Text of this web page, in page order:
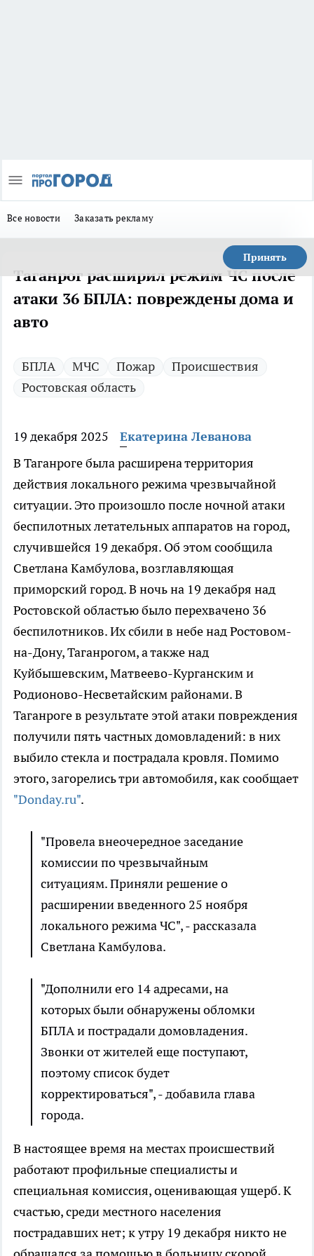
Все новости Заказать рекламу
Принять
Таганрог расширил режим ЧС после
атаки 36 БПЛА: повреждены дома и
авто
БПЛА МЧС Пожар
Происшествия
Ростовская область
19 декабря 2025
Екатерина Леванова
В Таганроге была расширена территория
действия локального режима чрезвычайной
ситуации. Это произошло после ночной атаки
беспилотных летательных аппаратов на город,
случившейся 19 декабря. Об этом сообщила
Светлана Камбулова, возглавляющая
приморский город. В ночь на 19 декабря над
Ростовской областью было перехвачено 36
беспилотников. Их сбили в небе над Ростовом-
на-Дону, Таганрогом, а также над
Куйбышевским, Матвеево-Курганским и
Родионово-Несветайским районами. В
Таганроге в результате этой атаки повреждения
получили пять частных домовладений: в них
выбило стекла и пострадала кровля. Помимо
этого, загорелись три автомобиля, как сообщает
"Donday.ru".
"Провела внеочередное заседание
комиссии по чрезвычайным
ситуациям. Приняли решение о
расширении введенного 25 ноября
локального режима ЧС", - рассказала
Светлана Камбулова.
"Дополнили его 14 адресами, на
которых были обнаружены обломки
БПЛА и пострадали домовладения.
Звонки от жителей еще поступают,
поэтому список будет
корректироваться", - добавила глава
города.
В настоящее время на местах происшествий
работают профильные специалисты и
специальная комиссия, оценивающая ущерб. К
счастью, среди местного населения
пострадавших нет; к утру 19 декабря никто не